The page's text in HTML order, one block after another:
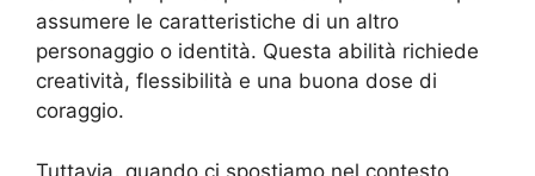
assumere le caratteristiche di un altro
personaggio o identità. Questa abilità richiede
creatività, flessibilità e una buona dose di
coraggio.
Tuttavia, quando ci spostiamo nel contesto